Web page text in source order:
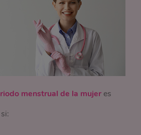
menstrual de la mujer es